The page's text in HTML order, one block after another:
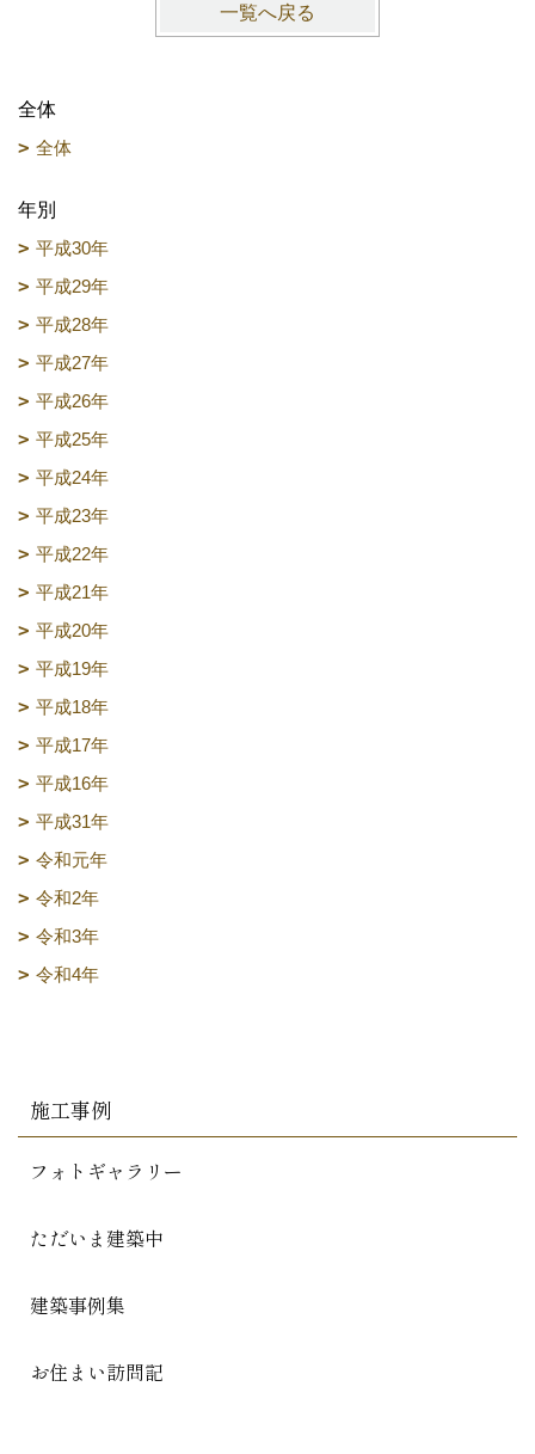
一覧へ戻る
全体
全体
年別
平成30年
平成29年
平成28年
平成27年
平成26年
平成25年
平成24年
平成23年
平成22年
平成21年
平成20年
平成19年
平成18年
平成17年
平成16年
平成31年
令和元年
令和2年
令和3年
令和4年
施工事例
フォトギャラリー
ただいま建築中
建築事例集
お住まい訪問記